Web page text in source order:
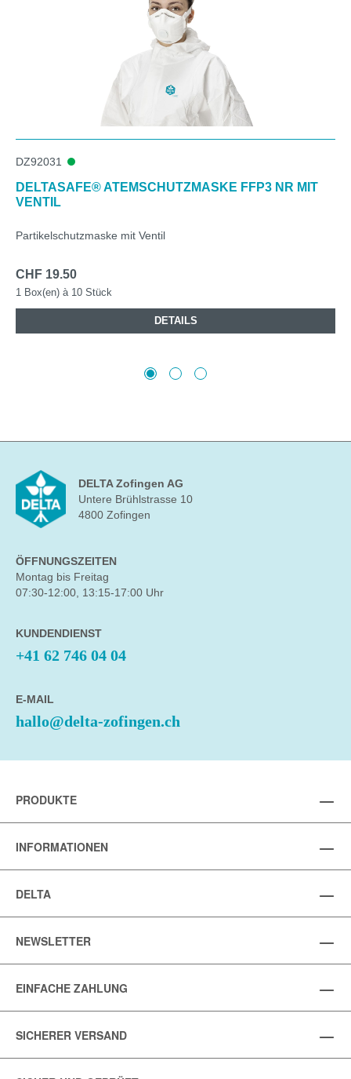
DZ92031
DELTASAFE® ATEMSCHUTZMASKE FFP3 NR MIT
VENTIL
Partikelschutzmaske mit Ventil
CHF 19.50
1 Box(en) à 10 Stück
DETAILS
DELTA Zofingen AG
Untere Brühlstrasse 10
4800 Zofingen
ÖFFNUNGSZEITEN
Montag bis Freitag
07:30-12:00, 13:15-17:00 Uhr
KUNDENDIENST
+41 62 746 04 04
E-MAIL
hallo@delta-zofingen.ch
PRODUKTE
INFORMATIONEN
DELTA
NEWSLETTER
EINFACHE ZAHLUNG
SICHERER VERSAND